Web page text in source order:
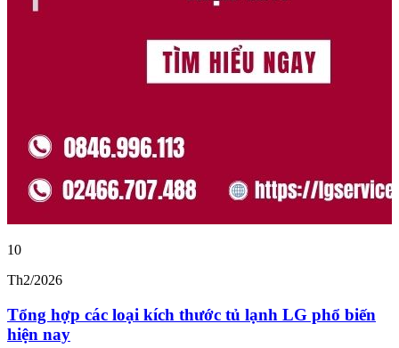
10
Th2/2026
Tổng hợp các loại kích thước tủ lạnh LG phổ biến
hiện nay